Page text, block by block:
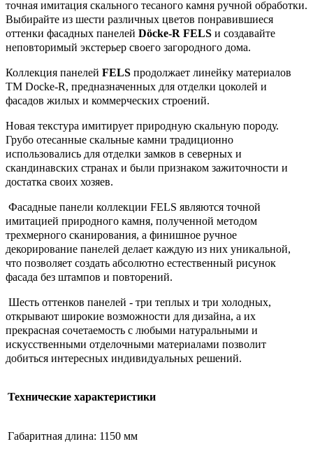
точная имитация скального тесаного камня ручной обработки.
Выбирайте из шести различных цветов понравившиеся
оттенки фасадных панелей Döcke-R FELS и создавайте
неповторимый экстерьер своего загородного дома.
Коллекция панелей FELS продолжает линейку материалов
ТМ Docke-R, предназначенных для отделки цоколей и
фасадов жилых и коммерческих строений.
Новая текстура имитирует природную скальную породу.
Грубо отесанные скальные камни традиционно
использовались для отделки замков в северных и
скандинавских странах и были признаком зажиточности и
достатка своих хозяев.
Фасадные панели коллекции FELS являются точной
имитацией природного камня, полученной методом
трехмерного сканирования, а финишное ручное
декорирование панелей делает каждую из них уникальной,
что позволяет создать абсолютно естественный рисунок
фасада без штампов и повторений.
Шесть оттенков панелей - три теплых и три холодных,
открывают широкие возможности для дизайна, а их
прекрасная сочетаемость с любыми натуральными и
искусственными отделочными материалами позволит
добиться интересных индивидуальных решений.
Технические характеристики
Габаритная длина: 1150 мм